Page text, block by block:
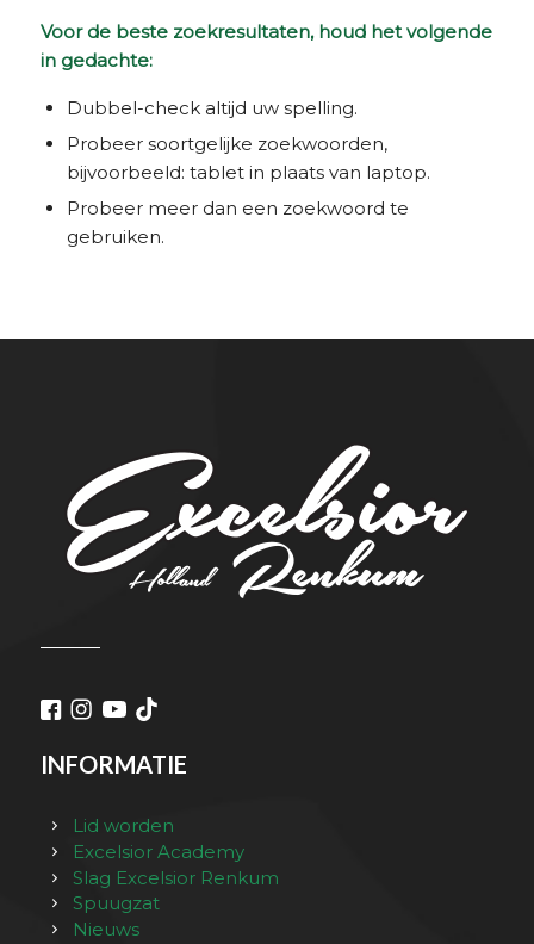
Voor de beste zoekresultaten, houd het volgende
in gedachte:
Dubbel-check altijd uw spelling.
Probeer soortgelijke zoekwoorden,
bijvoorbeeld: tablet in plaats van laptop.
Probeer meer dan een zoekwoord te
gebruiken.
INFORMATIE
Lid worden
Excelsior Academy
Slag Excelsior Renkum
Spuugzat
Nieuws